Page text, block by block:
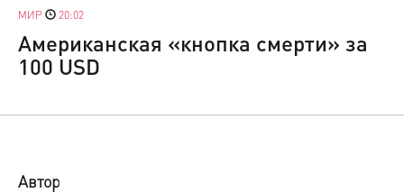
МИР 20:02
Американская «кнопка смерти» за
100 USD
Автор